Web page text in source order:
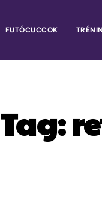
FUTÓCUCCOK
Tag: